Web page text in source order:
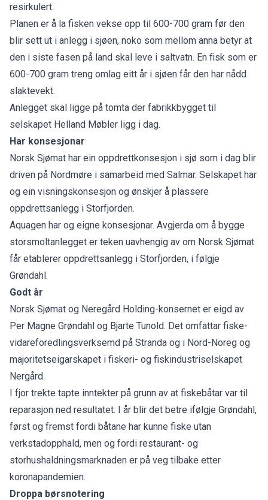
resirkulert.
Planen er å la fisken vekse opp til 600-700 gram før den
blir sett ut i anlegg i sjøen, noko som mellom anna betyr at
den i siste fasen på land skal leve i saltvatn. En fisk som er
600-700 gram treng omlag eitt år i sjøen får den har nådd
slaktevekt.
Anlegget skal ligge på tomta der fabrikkbygget til
selskapet Helland Møbler ligg i dag.
Har konsesjonar
Norsk Sjømat har ein oppdrettkonsesjon i sjø som i dag blir
driven på Nordmøre i samarbeid med Salmar. Selskapet har
og ein visningskonsesjon og ønskjer å plassere
oppdrettsanlegg i Storfjorden.
Aquagen har og eigne konsesjonar. Avgjerda om å bygge
storsmoltanlegget er teken uavhengig av om Norsk Sjømat
får etablerer oppdrettsanlegg i Storfjorden, i følgje
Grøndahl.
Godt år
Norsk Sjømat og Neregård Holding-konsernet er eigd av
Per Magne Grøndahl og Bjarte Tunold. Det omfattar fiske-
vidareforedlingsverksemd på Stranda og i Nord-Noreg og
majoritetseigarskapet i fiskeri- og fiskindustriselskapet
Nergård.
I fjor trekte tapte inntekter på grunn av at fiskebåtar var til
reparasjon ned resultatet. I år blir det betre ifølgje Grøndahl,
først og fremst fordi båtane har kunne fiske utan
verkstadopphald, men og fordi restaurant- og
storhushaldningsmarknaden er på veg tilbake etter
koronapandemien.
Droppa børsnotering